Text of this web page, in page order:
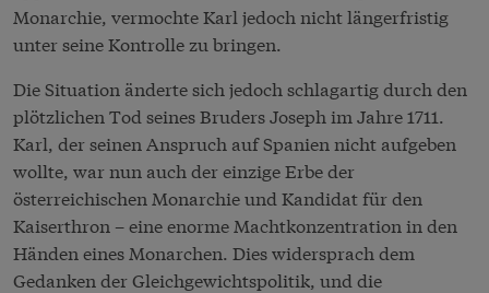
Monarchie, vermochte Karl jedoch nicht längerfristig
unter seine Kontrolle zu bringen.
Die Situation änderte sich jedoch schlagartig durch den
plötzlichen Tod seines Bruders Joseph im Jahre 1711.
Karl, der seinen Anspruch auf Spanien nicht aufgeben
wollte, war nun auch der einzige Erbe der
österreichischen Monarchie und Kandidat für den
Kaiserthron – eine enorme Machtkonzentration in den
Händen eines Monarchen. Dies widersprach dem
Gedanken der Gleichgewichtspolitik, und die